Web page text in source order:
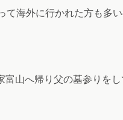
て海外に行かれた方も多
富山へ帰り父の墓参りを